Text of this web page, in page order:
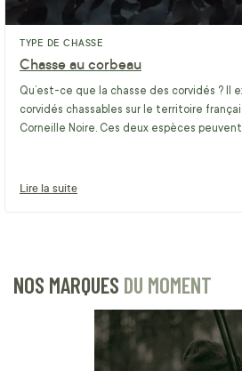
TYPE DE CHASSE
Chasse au corbeau
Qu’est-ce que la chasse des corvidés ? Il
corvidés chassables sur le territoire
Corneille Noire. Ces deux espèces peuvent
Lire la suite
NOS MARQUES DU MOMENT